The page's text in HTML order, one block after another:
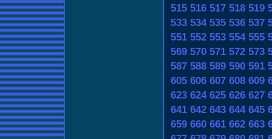
515 516 517 518 519
533 534 535 536 537
551 552 553 554 555
569 570 571 572 573
587 588 589 590 591
605 606 607 608 609
623 624 625 626 627
641 642 643 644 645
659 660 661 662 663